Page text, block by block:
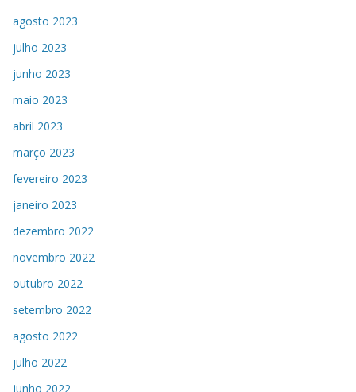
agosto 2023
julho 2023
junho 2023
maio 2023
abril 2023
março 2023
fevereiro 2023
janeiro 2023
dezembro 2022
novembro 2022
outubro 2022
setembro 2022
agosto 2022
julho 2022
junho 2022